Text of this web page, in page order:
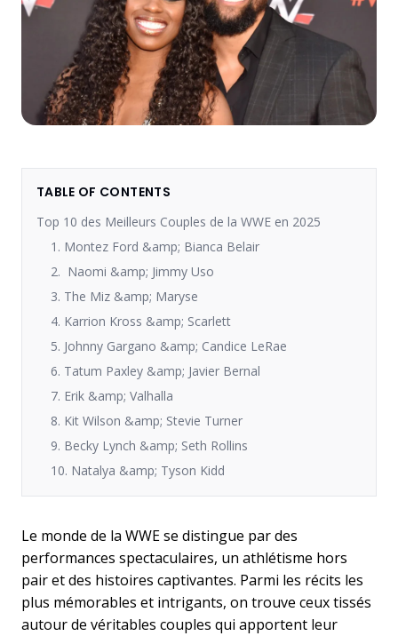
TABLE OF CONTENTS
Top 10 des Meilleurs Couples de la WWE en 2025
1. Montez Ford &amp; Bianca Belair
2. Naomi &amp; Jimmy Uso
3. The Miz &amp; Maryse
4. Karrion Kross &amp; Scarlett
5. Johnny Gargano &amp; Candice LeRae
6. Tatum Paxley &amp; Javier Bernal
7. Erik &amp; Valhalla
8. Kit Wilson &amp; Stevie Turner
9. Becky Lynch &amp; Seth Rollins
10. Natalya &amp; Tyson Kidd
Le monde de la WWE se distingue par des
performances spectaculaires, un athlétisme hors
pair et des histoires captivantes. Parmi les récits les
plus mémorables et intrigants, on trouve ceux tissés
autour de véritables couples qui apportent leur